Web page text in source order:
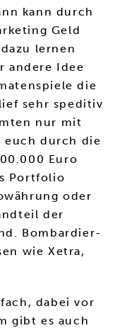
kann durch
Geld
lernen
andere Idee
die
sehr speditiv
nur mit
euch durch die
Euro
Portfolio
oder
der
Bombardier-
wie Xetra,
dabei vor
gibt es auch